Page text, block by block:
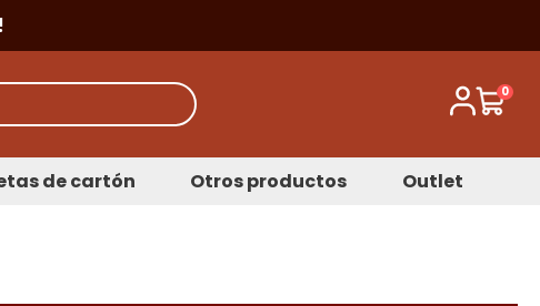
0
de cartón Otros productos Outlet